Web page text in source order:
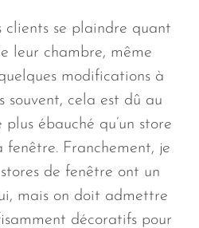
clients se plaindre quant
leur chambre, même
modifications à
souvent, cela est dû au
ébauché qu’un store
Franchement, je
de fenêtre ont un
mais on doit admettre
décoratifs pour